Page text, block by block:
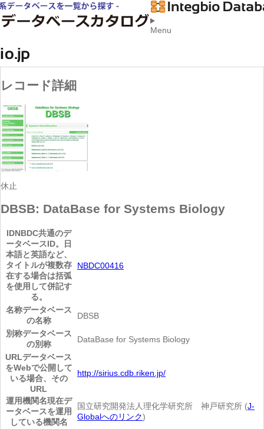
Menu
レコード詳細
休止
DBSB: DataBase for Systems Biology
IDNBDC共通のデ
ータベースID。日
本語と英語など、
タイトルが複数存
在する場合は括弧
を使用して併記す
る。
NBDC00416
名称データベース
の名称
DBSB
別称データベース
の別称
DataBase for Systems Biology
URLデータベース
をWebで公開して
いる場合、その
URL
http://sirius.cdb.riken.jp/
運用機関名現在デ
ータベースを運用
している機関名
国立研究開発法人理化学研究所 神戸研究所 (J-
Globalへのリンク)